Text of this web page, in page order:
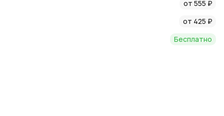
Вес: 0.75; Длина: 120; Материал: Пластик; Страна:
Новый год, Гирлянды
от 555 ₽
от 425 ₽
Бесплатно